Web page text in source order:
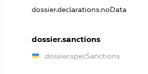
dossier.declarations.noData
dossier.sanctions
dossier.specSanctions